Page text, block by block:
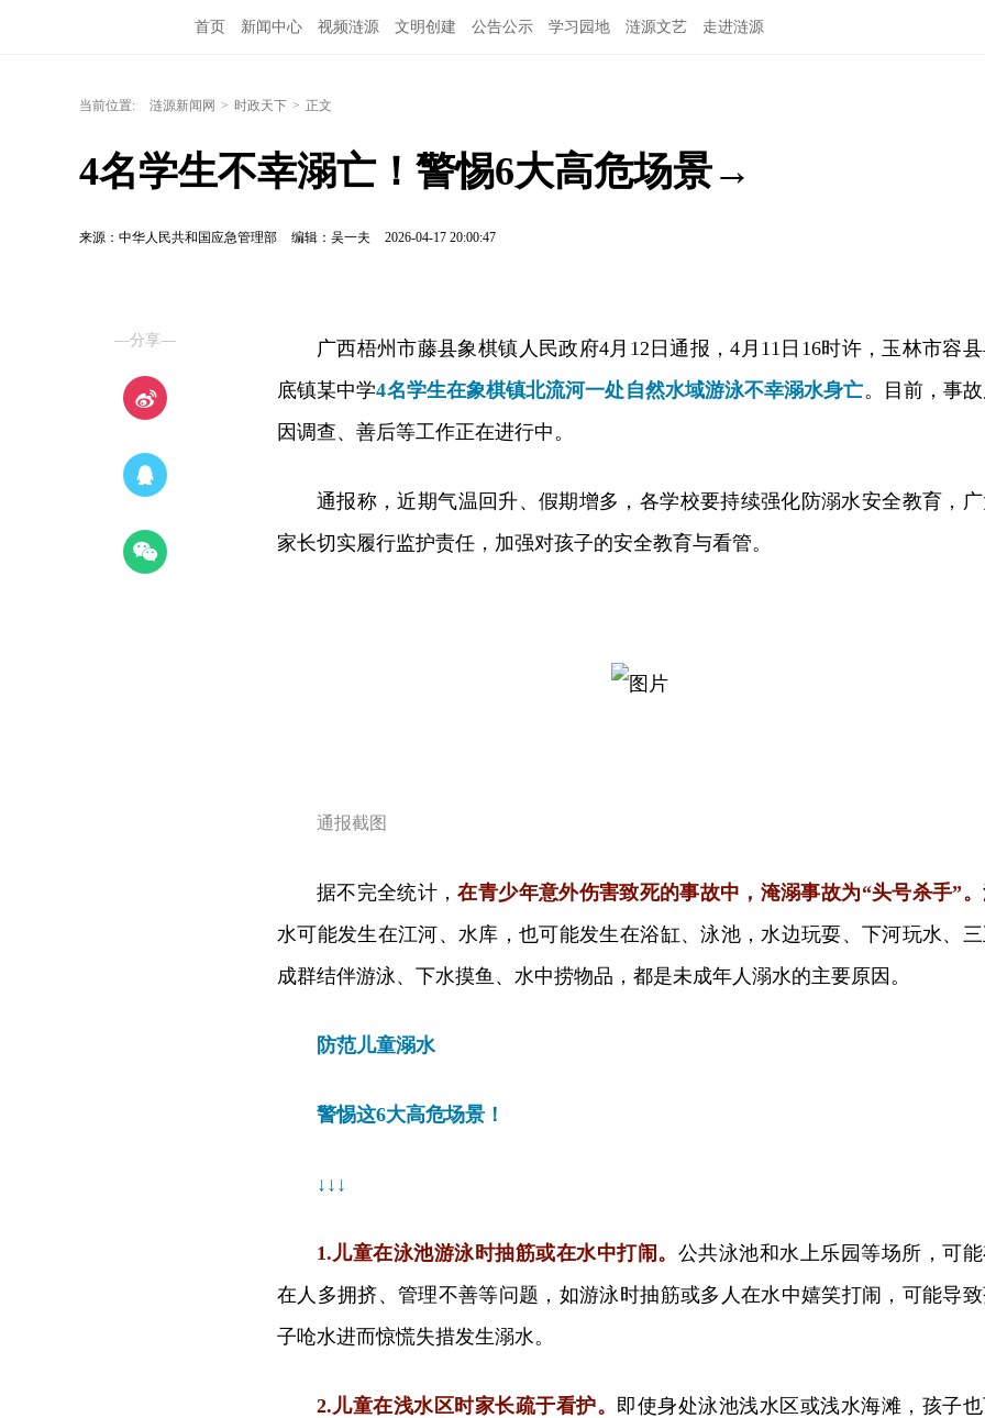
首页 新闻中心 视频涟源 文明创建 公告公示 学习园地 涟源文艺 走进涟源
当前位置: 涟源新闻网 > 时政天下 > 正文
4名学生不幸溺亡！警惕6大高危场景→
来源：中华人民共和国应急管理部 编辑：吴一夫 2026-04-17 20:00:47
—分享—
广西梧州市藤县象棋镇人民政府4月12日通报，4月11日16时许，玉林市容
底镇某中学4名学生在象棋镇北流河一处自然水域游泳不幸溺水身亡。目前，事
因调查、善后等工作正在进行中。
通报称，近期气温回升、假期增多，各学校要持续强化防溺水安全教育，
家长切实履行监护责任，加强对孩子的安全教育与看管。
通报截图
据不完全统计，在青少年意外伤害致死的事故中，淹溺事故为“头号杀手”。
水可能发生在江河、水库，也可能发生在浴缸、泳池，水边玩耍、下河玩水、
成群结伴游泳、下水摸鱼、水中捞物品，都是未成年人溺水的主要原因。
防范儿童溺水
警惕这6大高危场景！
↓ ↓ ↓
1.儿童在泳池游泳时抽筋或在水中打闹。 公共泳池和水上乐园等场所，可
在人多拥挤、管理不善等问题，如游泳时抽筋或多人在水中嬉笑打闹，可能导
子呛水进而惊慌失措发生溺水。
2.儿童在浅水区时家长疏于看护。 即使身处泳池浅水区或浅水海滩，孩子